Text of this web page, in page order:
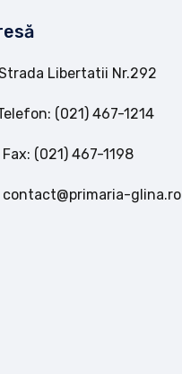
Libertatii Nr.292
(021) 467-1214
Fax: (021) 467-1198
contact@primaria-glina.ro